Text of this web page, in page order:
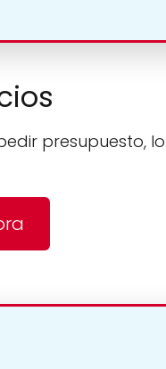
presupuesto,